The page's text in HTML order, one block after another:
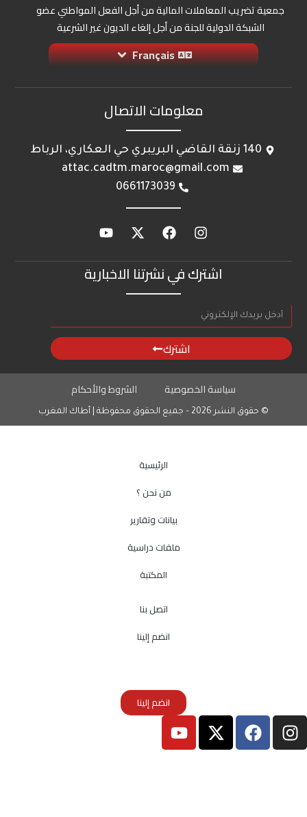
اشترك في نشرتنا الاخبارية
اشترك
معلومات الاتصال
140 زنقة القاضي البريبري حي العكاري، الرباط
attac.cadtm.maroc@gmail.com
0661173039
جمعية تضريب المعاملات المالية من أجل الفعل المواطني عضو
الشبكة الدولية للجنة من أجل إلغاء الديون غير الشرعية
Français
© حقوق النشر 2026 – جميع الحقوق محفوظة | أطاك المغرب
سياسة الخصوصية الشروط والأحكام
الرئيسية
من نحن ؟
بيانات وتقارير
ملفات دراسية
المكتبة
اتصل بنا
انضم إلينا
انضم إلينا